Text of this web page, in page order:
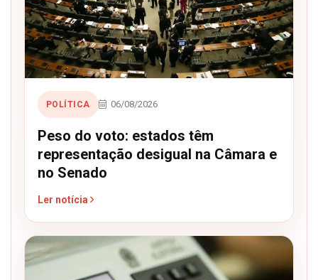
POLÍTICA 06/08/2026
Peso do voto: estados têm
representação desigual na Câmara e
no Senado
Ler notícia